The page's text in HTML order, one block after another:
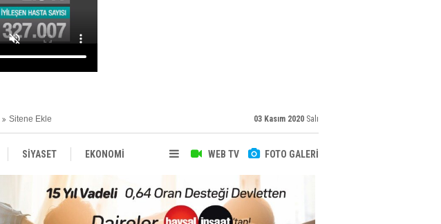
Sitene Ekle 03 Kasım 2020 Salı
WEB TV FOTO GALERİ
SİYASET EKONOMİ
BİLİM - TEKNOLOJİ